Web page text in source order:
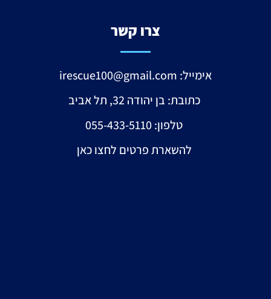
צרו קשר
אימייל: irescue100@gmail.com
כתובת: בן יהודה 32, תל אביב
טלפון: 055-433-5110
להשארת פרטים לחצו כאן